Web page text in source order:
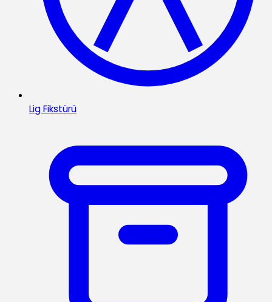
Lig Fikstürü